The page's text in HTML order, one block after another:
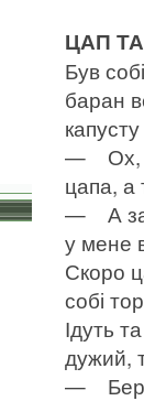
ЦАП
Був
баран
— Ох,
цапа, а
— А
у мене
Скоро
собі
Ідуть
дужий,
—